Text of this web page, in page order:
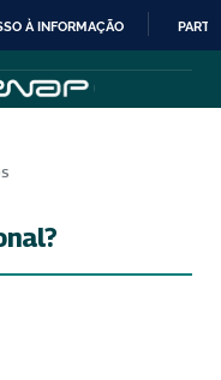
À INFORMAÇÃO